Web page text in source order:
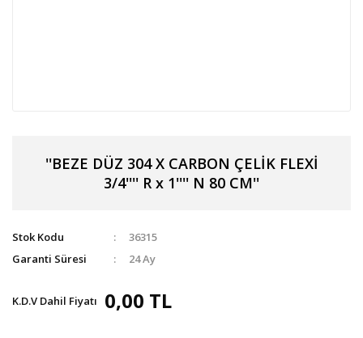
''BEZE DÜZ 304 X CARBON ÇELİK FLEXİ
3/4'''' R x 1'''' N 80 CM''
Stok Kodu
36315
Garanti Süresi
24 Ay
K.D.V Dahil Fiyatı 0,00 TL